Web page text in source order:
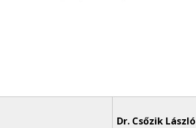
Dr. Csőzik László